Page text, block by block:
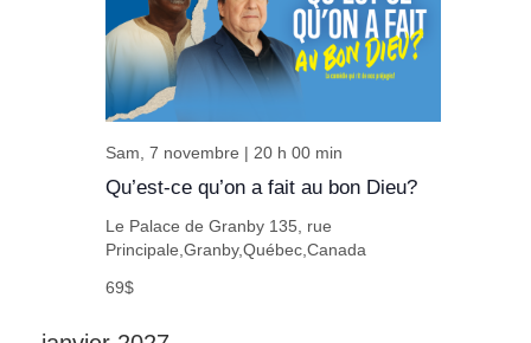
Qu’est-ce qu’on a fait au bon Dieu?
Sam, 7 novembre | 20 h 00 min
Le Palace de Granby 135, rue
Principale,Granby,Québec,Canada
69$